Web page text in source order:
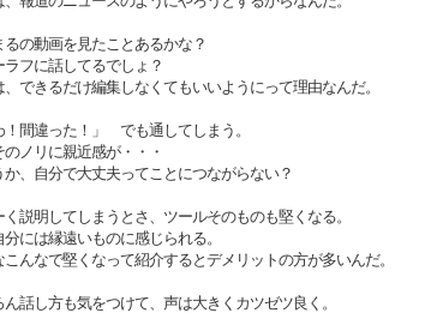
の動画を見たことあるかな？
フに話してるでしょ？
できるだけ編集しなくてもいいようにって理由なんだ。
間違った！」 でも通してしまう。
ノリに親近感が・・・
、自分で大丈夫ってことにつながらない？
説明してしまうとさ、ツールそのものも堅くなる。
には縁遠いものに感じられる。
んなで堅くなって紹介するとデメリットの方が多いんだ。
話し方も気をつけて、声は大きくカツゼツ良く。